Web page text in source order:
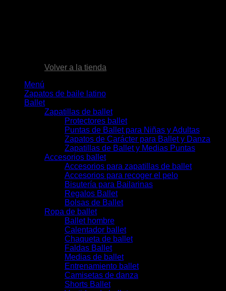
Volver a la tienda
Menú
Zapatos de baile latino
Ballet
Zapatillas de ballet
Protectores ballet
Puntas de Ballet para Niñas y Adultas
Zapatos de Carácter para Ballet y Danza
Zapatillas de Ballet y Medias Puntas
Accesorios ballet
Accesorios para zapatillas de ballet
Accesorios para recoger el pelo
Bisutería para Bailarinas
Regalos Ballet
Bolsas de Ballet
Ropa de ballet
Ballet hombre
Calentador ballet
Chaqueta de ballet
Faldas Ballet
Medias de ballet
Entrenamiento ballet
Camisetas de danza
Shorts Ballet